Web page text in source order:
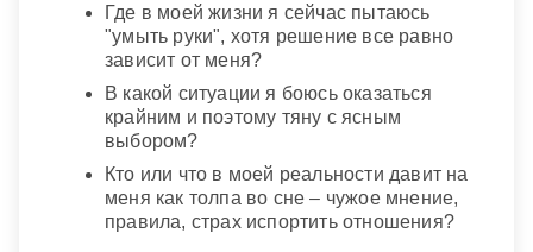
Где в моей жизни я сейчас пытаюсь
"умыть руки", хотя решение все равно
зависит от меня?
В какой ситуации я боюсь оказаться
крайним и поэтому тяну с ясным
выбором?
Кто или что в моей реальности давит на
меня как толпа во сне – чужое мнение,
правила, страх испортить отношения?